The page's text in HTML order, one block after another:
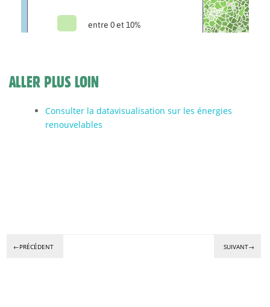
ALLER PLUS LOIN
Consulter la datavisualisation sur les énergies
renouvelables
←PRÉCÉDENT SUIVANT→